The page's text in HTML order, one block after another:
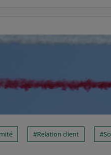
Relation client